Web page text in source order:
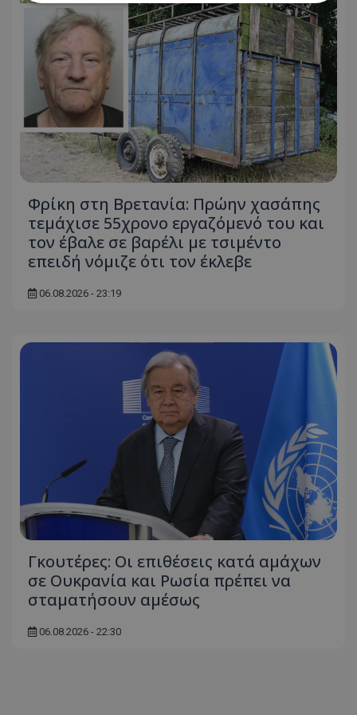
Φρίκη στη Βρετανία: Πρώην χασάπης
τεμάχισε 55χρονο εργαζόμενό του και
τον έβαλε σε βαρέλι με τσιμέντο
επειδή νόμιζε ότι τον έκλεβε
06.08.2026 - 23:19
Γκουτέρες: Οι επιθέσεις κατά αμάχων
σε Ουκρανία και Ρωσία πρέπει να
σταματήσουν αμέσως
06.08.2026 - 22:30
Απολύτως απαραίτητα
Απόδοσης
Στόχευσης
Λειτουργικότητας
Μη ταξινομημένα
Τα απολύτως απαραίτητα cookies επιτρέπουν
βασικές λειτουργίες του ιστότοπου, όπως τη
σύνδεση χρήστη και τη διαχείριση λογαριασμού.
Ο ιστότοπος δεν μπορεί να χρησιμοποιηθεί σωστά
χωρίς τα απολύτως απαραίτητα cookies.
Ονοματεπώνυμο
Προμηθευτής/Πεδίο
usprivacy
.lifenewscy.tothemaonline.com
ASP.NET_SessionId
Microsoft Corporation
VISITOR_PRIVACY_METADATA